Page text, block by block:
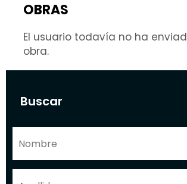
Buscar
OBRAS
El usuario todavía no ha
obra.